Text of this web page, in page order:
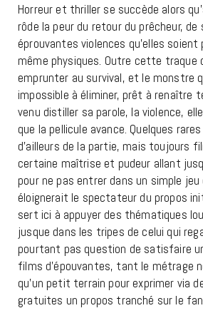
Horreur et thriller se succède alors
rôde la peur du retour du prêcheur,
éprouvantes violences qu’elles soient
même physiques. Outre cette traque
emprunter au survival, et le monstre
impossible à éliminer, prêt à renaître
venu distiller sa parole, la violence,
que la pellicule avance. Quelques
d’ailleurs de la partie, mais toujours
certaine maîtrise et pudeur allant
pour ne pas entrer dans un simple jeu
éloignerait le spectateur du propos
sert ici à appuyer des thématiques
jusque dans les tripes de celui qui
pourtant pas question de satisfaire
films d’épouvantes, tant le métrage
qu’un petit terrain pour exprimer via
gratuites un propos tranché sur le